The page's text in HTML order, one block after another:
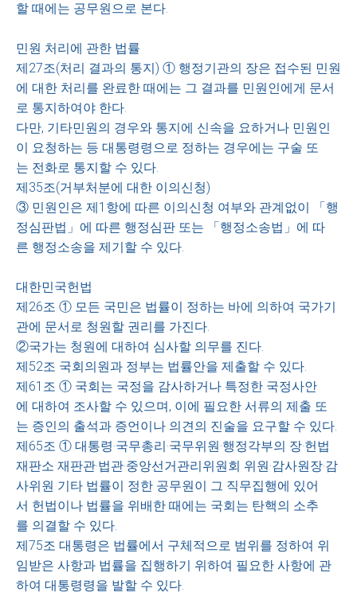
할 때에는 공무원으로 본다.
민원 처리에 관한 법률
제27조(처리 결과의 통지) ① 행정기관의 장은 접수된 민원
에 대한 처리를 완료한 때에는 그 결과를 민원인에게 문서
로 통지하여야 한다.
다만, 기타민원의 경우와 통지에 신속을 요하거나 민원인
이 요청하는 등 대통령령으로 정하는 경우에는 구술 또
는 전화로 통지할 수 있다.
제35조(거부처분에 대한 이의신청)
③ 민원인은 제1항에 따른 이의신청 여부와 관계없이 「행
정심판법」에 따른 행정심판 또는 「행정소송법」에 따
른 행정소송을 제기할 수 있다.
대한민국헌법
제26조 ① 모든 국민은 법률이 정하는 바에 의하여 국가기
관에 문서로 청원할 권리를 가진다.
②국가는 청원에 대하여 심사할 의무를 진다.
제52조 국회의원과 정부는 법률안을 제출할 수 있다.
제61조 ① 국회는 국정을 감사하거나 특정한 국정사안
에 대하여 조사할 수 있으며, 이에 필요한 서류의 제출 또
는 증인의 출석과 증언이나 의견의 진술을 요구할 수 있다.
제65조 ① 대통령·국무총리·국무위원·행정각부의 장·헌법
재판소 재판관·법관·중앙선거관리위원회 위원·감사원장·감
사위원 기타 법률이 정한 공무원이 그 직무집행에 있어
서 헌법이나 법률을 위배한 때에는 국회는 탄핵의 소추
를 의결할 수 있다.
제75조 대통령은 법률에서 구체적으로 범위를 정하여 위
임받은 사항과 법률을 집행하기 위하여 필요한 사항에 관
하여 대통령령을 발할 수 있다.